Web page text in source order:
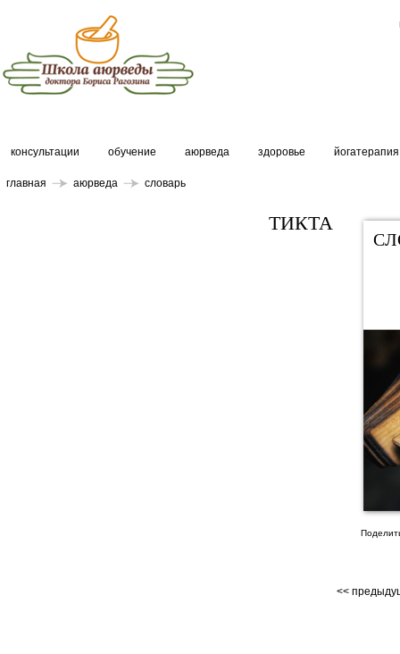
консультации обучение аюрведа здоровье йогатерапия
главная аюрведа словарь
ТИКТА
<<